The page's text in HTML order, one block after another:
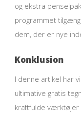
og ekstra
programmet
dem, der er nye
Konklusion
I denne artikel har
ultimative gratis
kraftfulde værktøjer